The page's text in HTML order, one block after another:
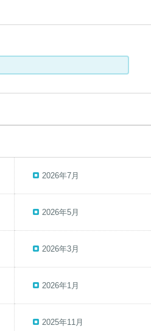
2026年7月
2026年5月
2026年3月
2026年1月
2025年11月